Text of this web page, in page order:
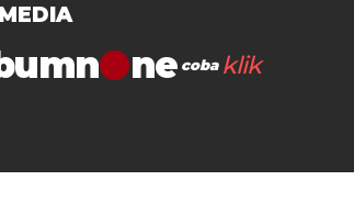
coba klik